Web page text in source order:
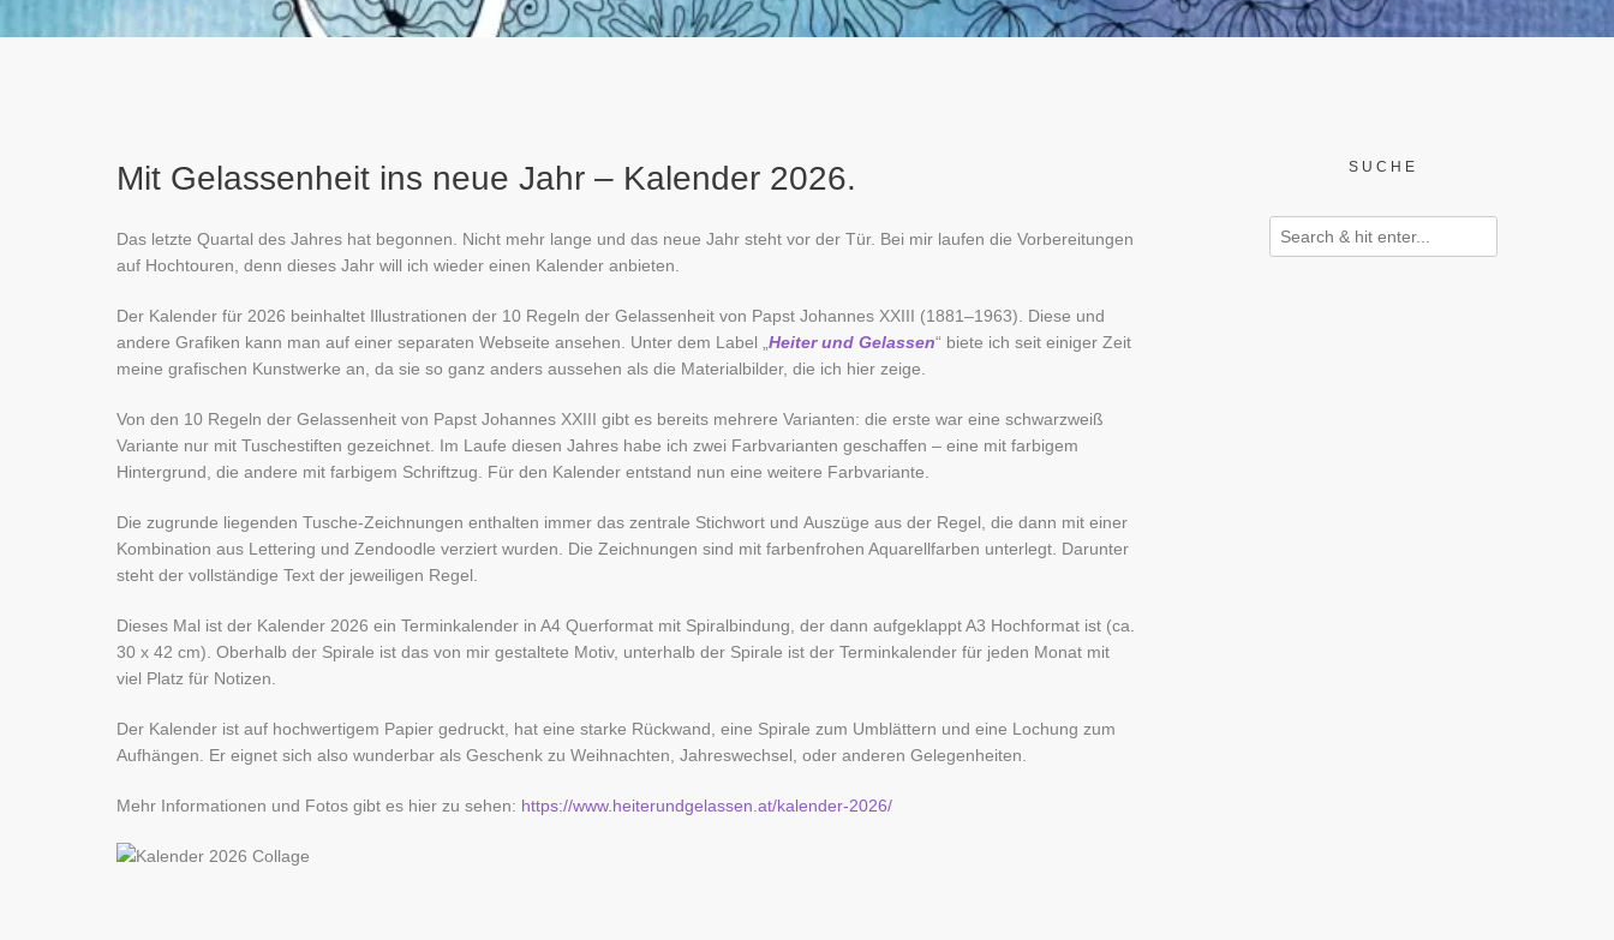
Mit Gelassenheit ins neue Jahr – Kalender 2026.
Das letzte Quartal des Jahres hat begonnen. Nicht mehr lange und das neue Jahr steht vor der Tür. Bei mir laufen die Vorbereitungen
auf Hochtouren, denn dieses Jahr will ich wieder einen Kalender anbieten.
Der Kalender für 2026 beinhaltet Illustrationen der 10 Regeln der Gelassenheit von Papst Johannes XXIII (1881–1963). Diese und
andere Grafiken kann man auf einer separaten Webseite ansehen. Unter dem Label „ Heiter und Gelassen“ biete ich seit einiger Zeit
meine grafischen Kunstwerke an, da sie so ganz anders aussehen als die Materialbilder, die ich hier zeige.
Von den 10 Regeln der Gelassenheit von Papst Johannes XXIII gibt es bereits mehrere Varianten: die erste war eine schwarzweiß
Variante nur mit Tuschestiften gezeichnet. Im Laufe diesen Jahres habe ich zwei Farbvarianten geschaffen – eine mit farbigem
Hintergrund, die andere mit farbigem Schriftzug. Für den Kalender entstand nun eine weitere Farbvariante.
Die zugrunde liegenden Tusche-Zeichnungen enthalten immer das zentrale Stichwort und Auszüge aus der Regel, die dann mit einer
Kombination aus Lettering und Zendoodle verziert wurden. Die Zeichnungen sind mit farbenfrohen Aquarellfarben unterlegt. Darunter
steht der vollständige Text der jeweiligen Regel.
Dieses Mal ist der Kalender 2026 ein Terminkalender in A4 Querformat mit Spiralbindung, der dann aufgeklappt A3 Hochformat ist (ca.
30 x 42 cm). Oberhalb der Spirale ist das von mir gestaltete Motiv, unterhalb der Spirale ist der Terminkalender für jeden Monat mit
viel Platz für Notizen.
Der Kalender ist auf hochwertigem Papier gedruckt, hat eine starke Rückwand, eine Spirale zum Umblättern und eine Lochung zum
Aufhängen. Er eignet sich also wunderbar als Geschenk zu Weihnachten, Jahreswechsel, oder anderen Gelegenheiten.
Mehr Informationen und Fotos gibt es hier zu sehen: https://www.heiterundgelassen.at/kalender-2026/
SUCHE